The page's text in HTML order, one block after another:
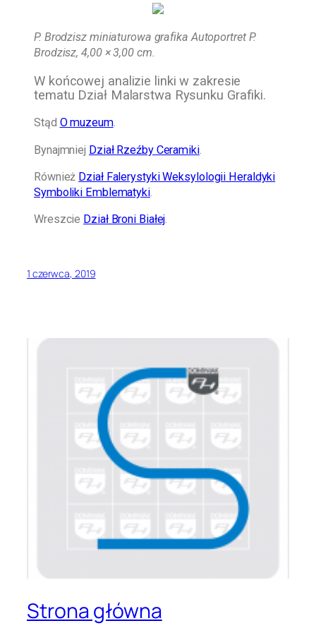
P. Brodzisz miniaturowa grafika Autoportret P.
Brodzisz, 4,00 × 3,00 cm.
W końcowej analizie linki w zakresie
tematu Dział Malarstwa Rysunku Grafiki.
Stąd O muzeum.
Bynajmniej Dział Rzeźby Ceramiki.
Również Dział Falerystyki Weksylologii Heraldyki
Symboliki Emblematyki.
Wreszcie Dział Broni Białej.
1 czerwca, 2019
Strona główna